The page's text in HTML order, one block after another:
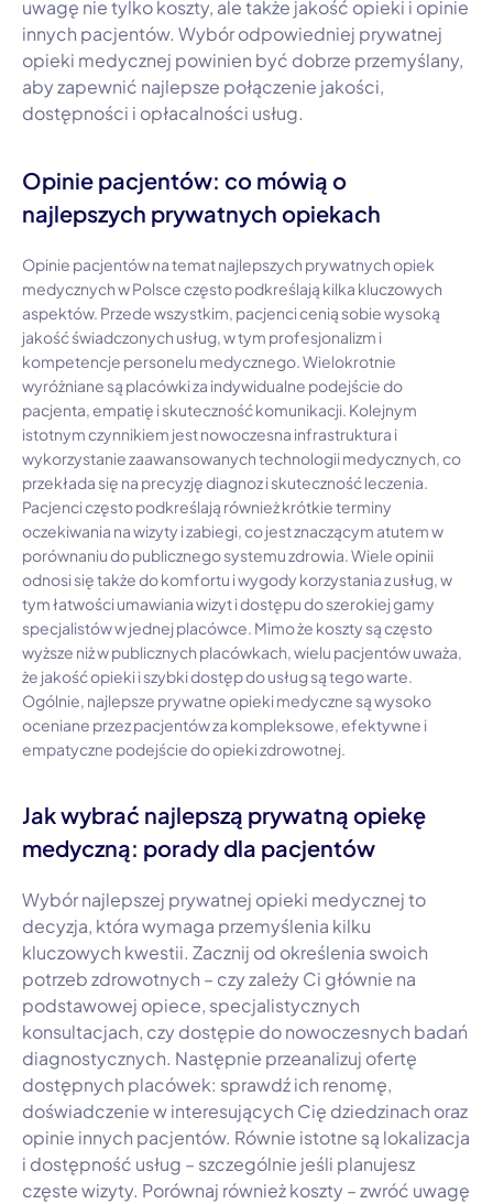
uwagę nie tylko koszty, ale także jakość opieki i opinie
innych pacjentów. Wybór odpowiedniej prywatnej
opieki medycznej powinien być dobrze przemyślany,
aby zapewnić najlepsze połączenie jakości,
dostępności i opłacalności usług.
Opinie pacjentów: co mówią o
najlepszych prywatnych opiekach
Opinie pacjentów na temat najlepszych prywatnych opiek
medycznych w Polsce często podkreślają kilka kluczowych
aspektów. Przede wszystkim, pacjenci cenią sobie wysoką
jakość świadczonych usług, w tym profesjonalizm i
kompetencje personelu medycznego. Wielokrotnie
wyróżniane są placówki za indywidualne podejście do
pacjenta, empatię i skuteczność komunikacji. Kolejnym
istotnym czynnikiem jest nowoczesna infrastruktura i
wykorzystanie zaawansowanych technologii medycznych, co
przekłada się na precyzję diagnoz i skuteczność leczenia.
Pacjenci często podkreślają również krótkie terminy
oczekiwania na wizyty i zabiegi, co jest znaczącym atutem w
porównaniu do publicznego systemu zdrowia. Wiele opinii
odnosi się także do komfortu i wygody korzystania z usług, w
tym łatwości umawiania wizyt i dostępu do szerokiej gamy
specjalistów w jednej placówce. Mimo że koszty są często
wyższe niż w publicznych placówkach, wielu pacjentów uważa,
że jakość opieki i szybki dostęp do usług są tego warte.
Ogólnie, najlepsze prywatne opieki medyczne są wysoko
oceniane przez pacjentów za kompleksowe, efektywne i
empatyczne podejście do opieki zdrowotnej.
Jak wybrać najlepszą prywatną opiekę
medyczną: porady dla pacjentów
Wybór najlepszej prywatnej opieki medycznej to
decyzja, która wymaga przemyślenia kilku
kluczowych kwestii. Zacznij od określenia swoich
potrzeb zdrowotnych – czy zależy Ci głównie na
podstawowej opiece, specjalistycznych
konsultacjach, czy dostępie do nowoczesnych badań
diagnostycznych. Następnie przeanalizuj ofertę
dostępnych placówek: sprawdź ich renomę,
doświadczenie w interesujących Cię dziedzinach oraz
opinie innych pacjentów. Równie istotne są lokalizacja
i dostępność usług – szczególnie jeśli planujesz
częste wizyty. Porównaj również koszty – zwróć uwagę